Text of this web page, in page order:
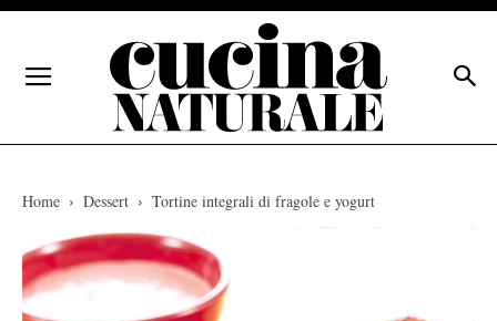
Home Dessert Tortine integrali di fragole e yogurt